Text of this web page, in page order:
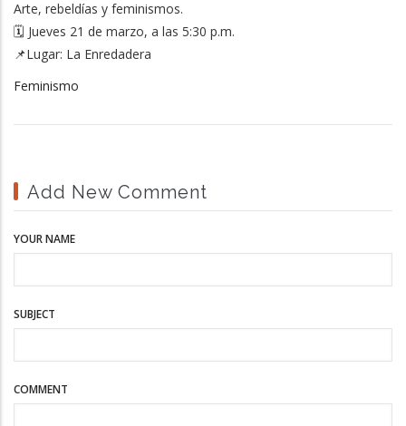
Arte, rebeldías y feminismos.
🗓 Jueves 21 de marzo, a las 5:30 p.m.
📌Lugar: La Enredadera
Feminismo
Add New Comment
YOUR NAME
SUBJECT
COMMENT